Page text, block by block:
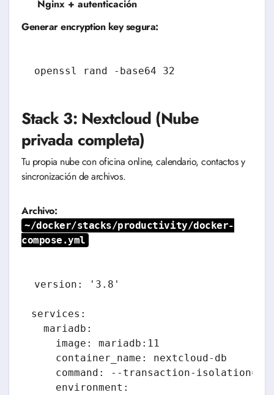
Nginx + autenticación
Generar encryption key segura:
Stack 3: Nextcloud (Nube
privada completa)
Tu propia nube con oficina online, calendario, contactos y
sincronización de archivos.
Archivo:
~/docker/stacks/productivity/docker-
compose.yml
version: '3.8'
services:
  mariadb:
    image: mariadb:11
    container_name: nextcloud-db
command: --transaction-
    environment: